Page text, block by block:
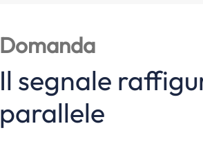
Domanda
Il segnale
parallele